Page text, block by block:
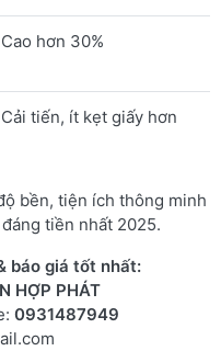
Cao hơn 30%
Cải tiến, ít kẹt giấy hơn
bền, tiện ích thông minh
tiền nhất 2025.
báo giá tốt nhất:
HỢP PHÁT
0931487949